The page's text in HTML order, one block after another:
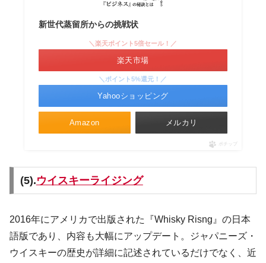
新世代蒸留所からの挑戦状
Amazon
＼楽天ポイント5倍セール！／
楽天市場
＼ポイント5%還元！／
Yahooショッピング
メルカリ
ポチップ
(5).ウイスキーライジング
2016年にアメリカで出版された『Whisky Risng』の日本
語版であり、内容も大幅にアップデート。ジャパニーズ・
ウイスキーの歴史が詳細に記述されているだけでなく、近